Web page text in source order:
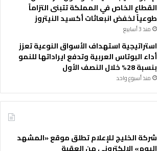
القطاع الخاص في المملكة تتبنى التزاماً
طوعياً لخفض انبعاثات أكسيد النيتروز
منذ 3 أسابيع
استراتيجية استهداف الأسواق النوعية تعزز
أداء البوتاس العربية وتدفع ايراداتها للنمو
بنسبة 28% خلال النصف الأول
منذ أسبوع واحد
شركة الخليج للإعلام تطلق موقع «المشهد